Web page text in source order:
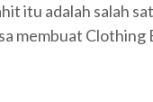
itu adalah salah
membuat